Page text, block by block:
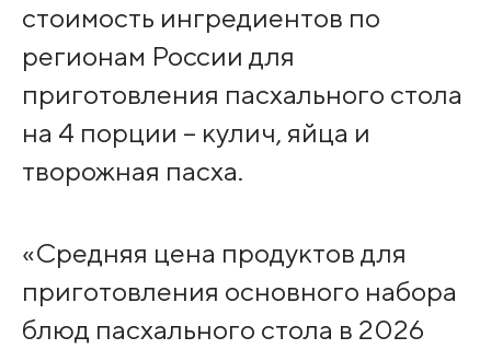
стоимость ингредиентов по
регионам России для
приготовления пасхального стола
на 4 порции – кулич, яйца и
творожная пасха.
«Средняя цена продуктов для
приготовления основного набора
блюд пасхального стола в 2026